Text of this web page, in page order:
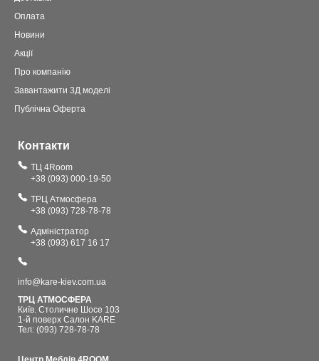
Оплата
Новини
Акції
Про компанію
Завантажити 3Д моделі
Публічна Оферта
Контакти
ТЦ 4Room
+38 (093) 000-19-50
ТРЦ Атмосфера
+38 (093) 728-78-78
Адміністратор
+38 (093) 617 16 17
info@kare-kiev.com.ua
ТРЦ АТМОСФЕРА
Київ. Столичне Шосе 103
1-й поверх Салон KARE
Тел: (093) 728-78-78